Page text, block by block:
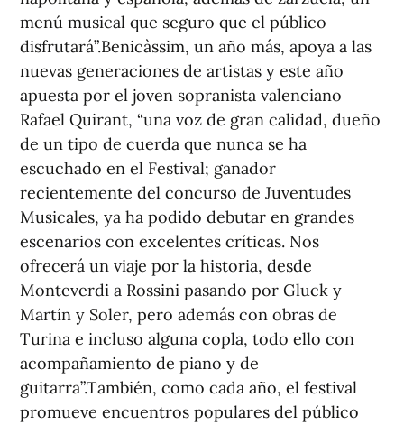
menú musical que seguro que el público
disfrutará”.Benicàssim, un año más, apoya a las
nuevas generaciones de artistas y este año
apuesta por el joven sopranista valenciano
Rafael Quirant, “una voz de gran calidad, dueño
de un tipo de cuerda que nunca se ha
escuchado en el Festival; ganador
recientemente del concurso de Juventudes
Musicales, ya ha podido debutar en grandes
escenarios con excelentes críticas. Nos
ofrecerá un viaje por la historia, desde
Monteverdi a Rossini pasando por Gluck y
Martín y Soler, pero además con obras de
Turina e incluso alguna copla, todo ello con
acompañamiento de piano y de
guitarra”.También, como cada año, el festival
promueve encuentros populares del público